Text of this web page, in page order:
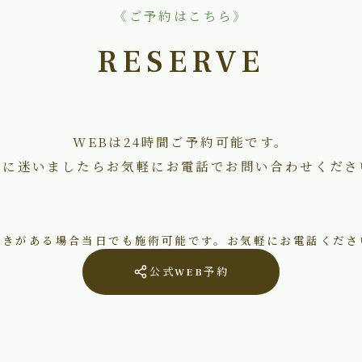
《ご予約はこちら》
RESERVE
WEBは24時間ご予約可能です。
迷いましたらお気軽にお電話でお問い合わせくださ
がある場合当日でも施術可能です。お気軽にお電話くださ
公式WEB予約